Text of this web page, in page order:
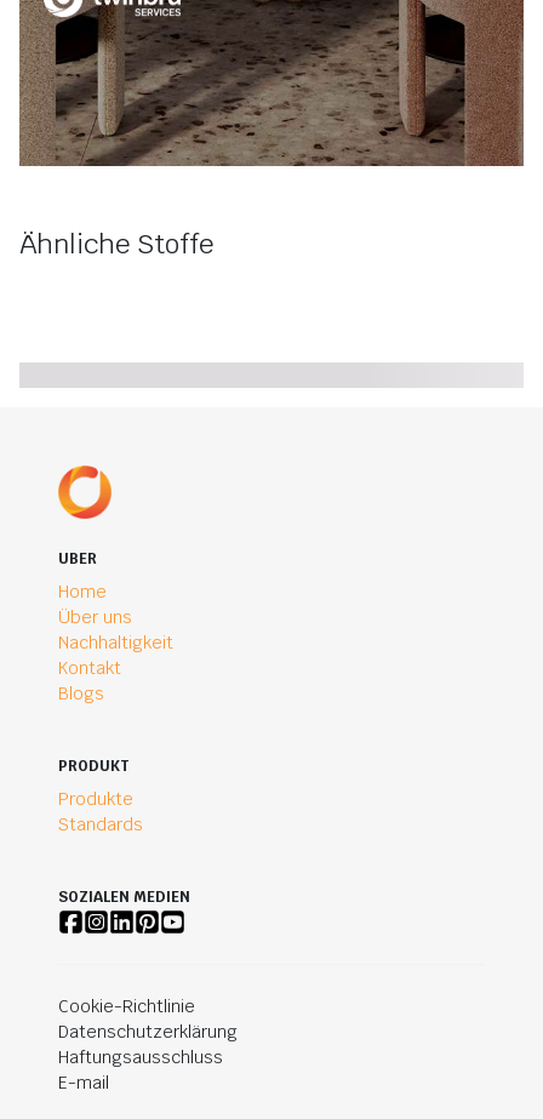
Ähnliche Stoffe
UBER
Home
Über uns
Nachhaltigkeit
Kontakt
Blogs
PRODUKT
Produkte
Standards
SOZIALEN MEDIEN
Cookie-Richtlinie
Datenschutzerklärung
Haftungsausschluss
E-mail